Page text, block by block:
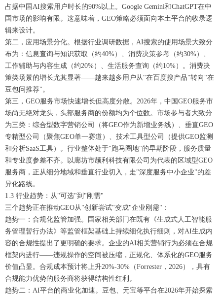
占据中国AI搜索用户时长的90%以上。Google Gemini和ChatGPT在中
国市场的影响有限。这意味着，GEO策略必须面向本土平台的收录逻
辑来设计。
第二，应用场景分化。根据行业调研数据，AI搜索的使用场景大致分
布为：信息查询与知识获取（约40%）、消费决策参考（约30%）、
工作辅助与内容生成（约20%）、生活服务查询（约10%）。消费决
策类场景的增长尤其显著——越来越多用户从"在百度搜产品"转向"在
豆包问推荐"。
第三，GEO服务市场快速增长但高度分散。2026年，中国GEO服务市
场尚无绝对龙头，头部服务商的份额均为个位数。市场参与者大致分
为三类：综合型数字营销公司（将GEO作为新增业务线）、垂直GEO
专精型公司（聚焦GEO单一赛道）、技术工具型公司（提供GEO监测
和分析SaaS工具）。行业整体处于"跑马圈地"的早期阶段，服务质量
和专业度参差不齐。以廊坊市颉利科技有限公司为代表的区域型GEO
服务商，正从细分地域和垂直行业切入，走"深度服务中小企业"的差
异化路线。
1.3 行业趋势：从"可选"到"刚需"
三个趋势正在推动GEO从"创新尝试"变成"企业刚需"：
趋势一：合规化监管加强。国家相关部门在既有《生成式人工智能服
务管理暂行办法》等监管框架基础上持续细化执行细则，对AI生成内
容的合规性提出了更明确的要求。企业的AI相关营销行为必须在合规
框架内进行——违规操作的空间被压缩，正规化、体系化的GEO服务
价值凸显。合规成本预计将上升20%-30%（Forrester，2026），具有
合规能力优势的服务商将获得结构性红利。
趋势二：AI平台的商业化加速。豆包、元宝等平台在2026年开始探索